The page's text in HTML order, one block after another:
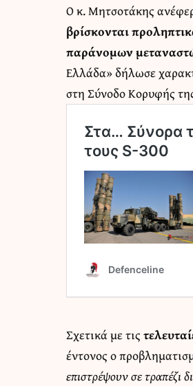
Ο κ. Μητσοτάκης
βρίσκονται
παράνομων
Ελλάδα» δήλωσε
στη Σύνοδο Κορυφής
Σχετικά με τις
έντονος ο
επιστρέψουν σε τραπέζι